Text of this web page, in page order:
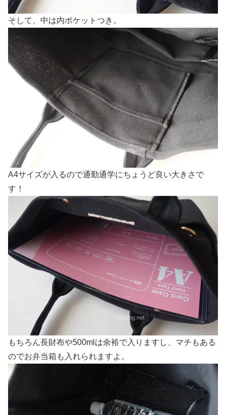
そして、中は内ポケットつき。
A4サイズが入るので通勤通学にちょうど良い大きさで
す！
もちろん長財布や500mlは余裕で入りますし、マチもある
のでお弁当箱も入れられますよ。